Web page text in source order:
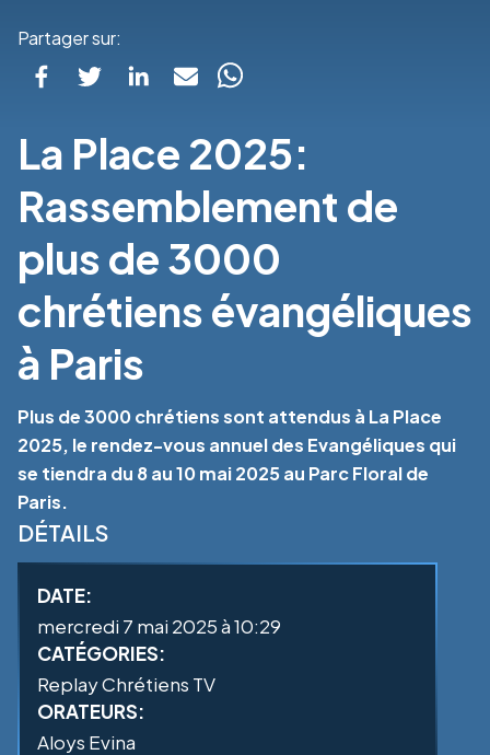
Partager sur:
La Place 2025:
Rassemblement de
plus de 3000
chrétiens évangéliques
à Paris
Plus de 3000 chrétiens sont attendus à La Place
2025, le rendez-vous annuel des Evangéliques qui
se tiendra du 8 au 10 mai 2025 au Parc Floral de
Paris.
DÉTAILS
DATE:
mercredi 7 mai 2025 à 10:29
CATÉGORIES:
Replay Chrétiens TV
ORATEURS:
Aloys Evina